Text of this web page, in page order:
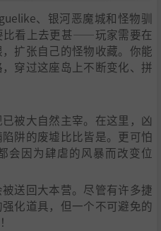
、银河恶魔城和怪物驯
比看上去更甚——玩家需要在
扩张自己的怪物收藏。你能
穿过这座岛上不断变化、拼
被大自然主宰。在这里，凶
阱的废墟比比皆是。更可怕
会因为肆虐的风暴而改变位
送回大本营。尽管有许多捷
化道具，但一个不可避免的